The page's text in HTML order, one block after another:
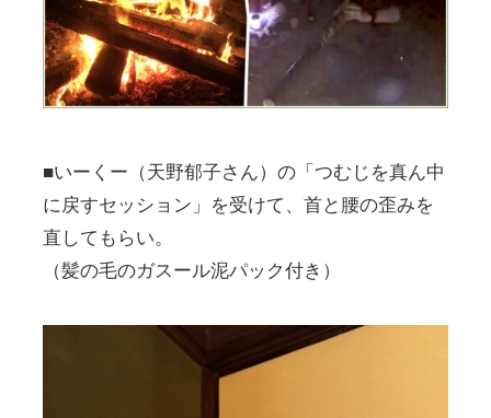
■いーくー（天野郁子さん）の「つむじを真ん中
に戻すセッション」を受けて、首と腰の歪みを
直してもらい。
（髪の毛のガスール泥パック付き）